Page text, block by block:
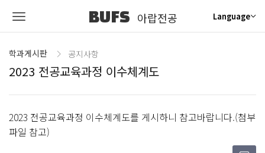
BUFS 아랍전공 Language
학과게시판 공지사항
2023 전공교육과정 이수체계도
2023 전공교육과정 이수체계도를 게시하니 참고바랍니다.(첨부
파일 참고)